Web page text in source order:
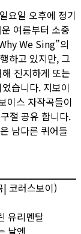
요일 오후에 정기
여름부터 소중
We Sing”의
하고 있지만, 그
진지하게 또는
습니다. 지보이
이스 자작곡들이
절 공유 합니다.
남다른 퀴어들
| 코러스보이)
유리멘탈
날엔